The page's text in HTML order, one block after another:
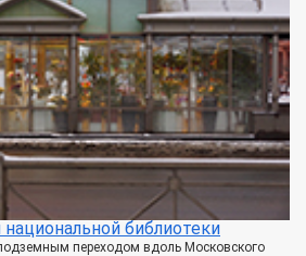
библиотеки
переходом вдоль Московского